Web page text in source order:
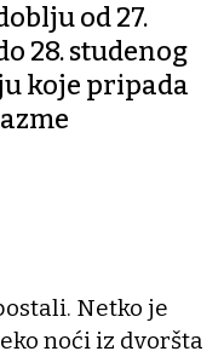
od 27.
28. studenog
koje pripada
Netko je
noći iz dvoršta